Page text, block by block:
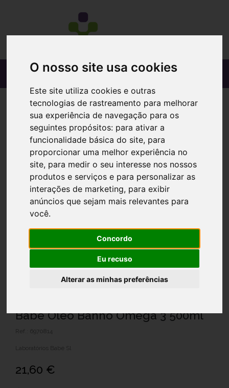
O nosso site usa cookies
Este site utiliza cookies e outras
tecnologias de rastreamento para melhorar
sua experiência de navegação para os
seguintes propósitos: para ativar a
funcionalidade básica do site, para
proporcionar uma melhor experiência no
site, para medir o seu interesse nos nossos
produtos e serviços e para personalizar as
interações de marketing, para exibir
anúncios que sejam mais relevantes para
você.
Concordo
Eu recuso
Alterar as minhas preferências
Babe Oleo Banho Omega 3 500ml
Ref.: 6970814
Laboratórios Babé Sl
21,60 €